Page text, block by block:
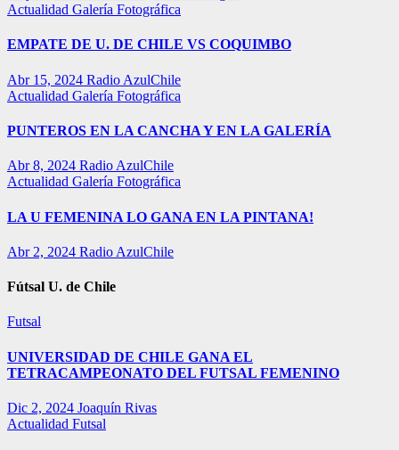
Actualidad Galería Fotográfica
EMPATE DE U. DE CHILE VS COQUIMBO
Abr 15, 2024 Radio AzulChile
Actualidad Galería Fotográfica
PUNTEROS EN LA CANCHA Y EN LA GALERÍA
Abr 8, 2024 Radio AzulChile
Actualidad Galería Fotográfica
LA U FEMENINA LO GANA EN LA PINTANA!
Abr 2, 2024 Radio AzulChile
Fútsal U. de Chile
Futsal
UNIVERSIDAD DE CHILE GANA EL
TETRACAMPEONATO DEL FUTSAL FEMENINO
Dic 2, 2024 Joaquín Rivas
Actualidad Futsal